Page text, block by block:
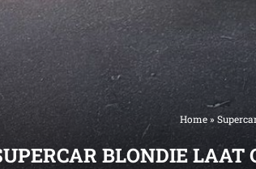
Home»
BLONDIE LAAT